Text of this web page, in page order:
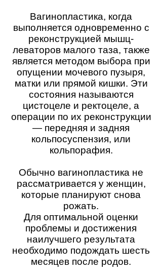
Вагинопластика, когда
выполняется одновременно с
реконструкцией мышц-
леваторов малого таза, также
является методом выбора при
опущении мочевого пузыря,
матки или прямой кишки. Эти
состояния называются
цистоцеле и ректоцеле, а
операции по их реконструкции
— передняя и задняя
кольпосуспензия, или
кольпорафия.
Обычно вагинопластика не
рассматривается у женщин,
которые планируют снова
рожать.
Для оптимальной оценки
проблемы и достижения
наилучшего результата
необходимо подождать шесть
месяцев после родов.